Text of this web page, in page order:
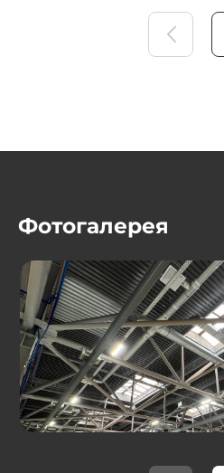
Фотогалерея